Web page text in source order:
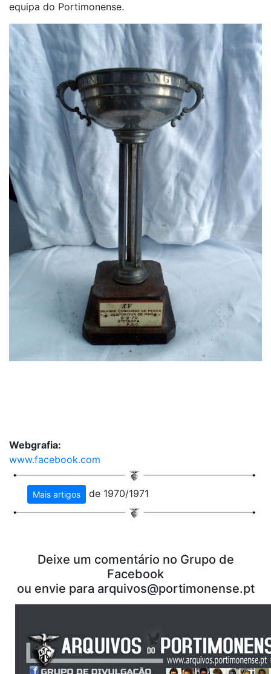
equipa do Portimonense.
Webgrafia:
www.facebook.com
Mais artigos de 1970/1971
Deixe um comentário no Grupo de
Facebook
ou envie para arquivos@portimonense.pt